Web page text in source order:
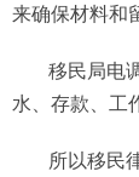
来确保材料和
移民局电
水、存款、工
所以移民